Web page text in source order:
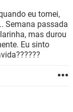
eu tomei,
Semana passada
mas durou
Eu sinto